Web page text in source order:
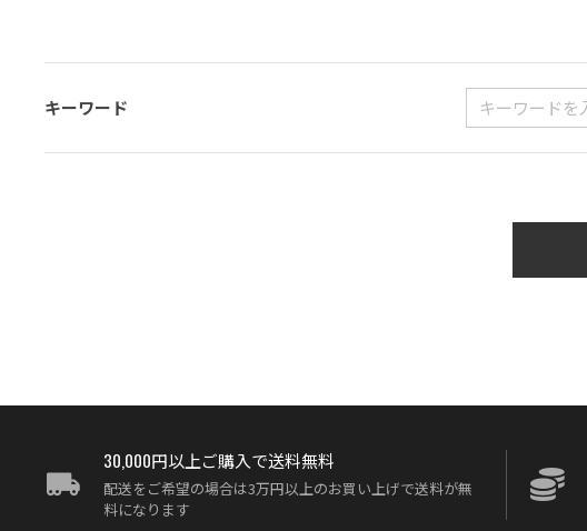
キーワード
30,000円以上ご購入で送料無料
配送をご希望の場合は3万円以上のお買い上げで送料が無
料になります